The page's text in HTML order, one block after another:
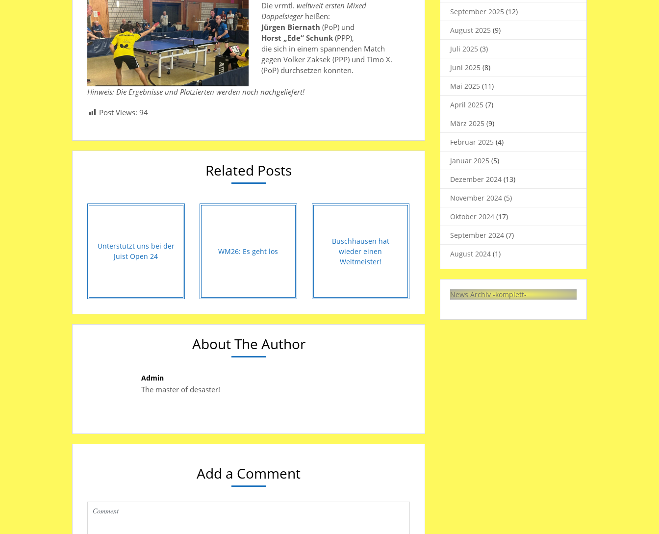
Die vrmtl. weltweit ersten Mixed
Doppelsiegerheißen:
Jürgen Biernath (PoP) und
Horst „Ede“ Schunk (PPP),
die sich in einem spannenden Match
gegen Volker Zaksek (PPP) und Timo X.
(PoP) durchsetzen konnten.
Hinweis: Die Ergebnisse und Platzierten werden noch nachgeliefert!
Post Views: 94
Related Posts
Unterstützt uns bei der
Juist Open 24
WM26: Es geht los
Buschhausen hat
wieder einen
Weltmeister!
About The Author
Admin
The master of desaster!
Add a Comment
September 2025 (12)
August 2025 (9)
Juli 2025 (3)
Juni 2025 (8)
Mai 2025 (11)
April 2025 (7)
März 2025 (9)
Februar 2025 (4)
Januar 2025 (5)
Dezember 2024 (13)
November 2024 (5)
Oktober 2024 (17)
September 2024 (7)
August 2024 (1)
News Archiv -komplett-